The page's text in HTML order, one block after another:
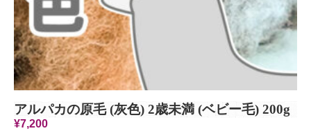
アルパカの原毛 (灰色) 2歳未満 (ベビー毛) 200g
¥7,200